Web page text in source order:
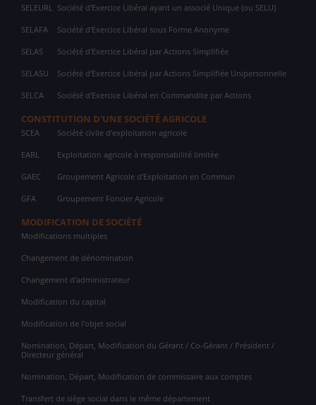
SELEURL Société d'Exercice Libéral ayant un associé Unique (ou SELU)
SELAFA Société d'Exercice Libéral sous Forme Anonyme
SELAS Société d'Exercice Libéral par Actions Simplifiée
SELASU Société d'Exercice Libéral par Actions Simplifiée Unipersonnelle
SELCA Société d'Exercice Libéral en Commandite par Actions
CONSTITUTION D'UNE SOCIÉTÉ AGRICOLE
SCEA Société civile d'exploitation agricole
EARL Exploitation agricole à responsabilité limitée
GAEC Groupement Agricole d'Exploitation en Commun
GFA Groupement Foncier Agricole
MODIFICATION DE SOCIÉTÉ
Modifications multiples
Changement de dénomination
Changement d'administrateur
Modification du capital
Modification de l'objet social
Nomination, Départ, Modification du Gérant / Co-Gérant / Président /
Directeur général
Nomination, Départ, Modification de commissaire aux comptes
Transfert de siège social dans le même département